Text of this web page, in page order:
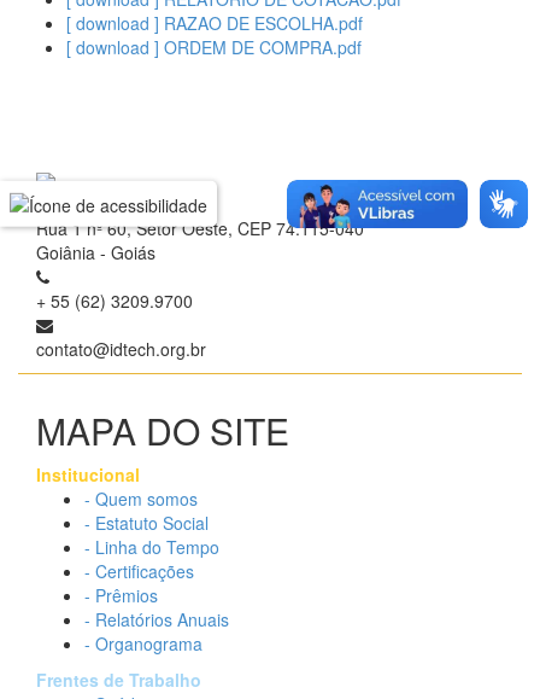
[ download ] RAZAO DE ESCOLHA.pdf
[ download ] ORDEM DE COMPRA.pdf
Rua 1 nº 60, Setor Oeste, CEP 74.115-040
Goiânia - Goiás
+ 55 (62) 3209.9700
contato@idtech.org.br
MAPA DO SITE
Institucional
- Quem somos
- Estatuto Social
- Linha do Tempo
- Certificações
- Prêmios
- Relatórios Anuais
- Organograma
Frentes de Trabalho